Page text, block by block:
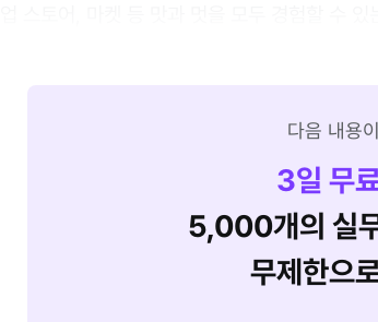
다음 내용
3일 무
5,000개의 실
무제한으